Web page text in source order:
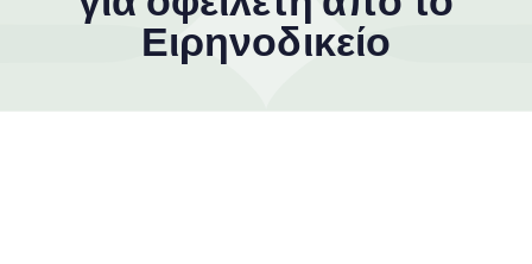
Ειρηνοδικείο